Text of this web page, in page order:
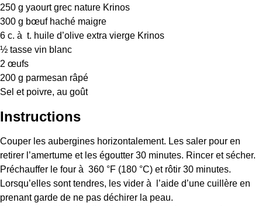
250 g yaourt grec nature Krinos
300 g bœuf haché maigre
6 c. à t. huile d’olive extra vierge Krinos
½ tasse vin blanc
2 œufs
200 g parmesan râpé
Sel et poivre, au goût
Instructions
Couper les aubergines horizontalement. Les saler pour en
retirer l’amertume et les égoutter 30 minutes. Rincer et sécher.
Préchauffer le four à 360 °F (180 °C) et rôtir 30 minutes.
Lorsqu’elles sont tendres, les vider à l’aide d’une cuillère en
prenant garde de ne pas déchirer la peau.